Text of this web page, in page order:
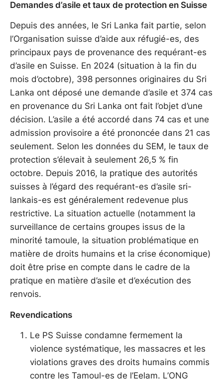
Demandes d’asile et taux de protection en Suisse
Depuis des années, le Sri Lanka fait partie, selon
l’Organisation suisse d’aide aux réfugié-es, des
principaux pays de provenance des requérant-es
d’asile en Suisse. En 2024 (situation à la fin du
mois d’octobre), 398 personnes originaires du Sri
Lanka ont déposé une demande d’asile et 374 cas
en provenance du Sri Lanka ont fait l’objet d’une
décision. L’asile a été accordé dans 74 cas et une
admission provisoire a été prononcée dans 21 cas
seulement. Selon les données du SEM, le taux de
protection s’élevait à seulement 26,5 % fin
octobre. Depuis 2016, la pratique des autorités
suisses à l’égard des requérant-es d’asile sri-
lankais-es est généralement redevenue plus
restrictive. La situation actuelle (notamment la
surveillance de certains groupes issus de la
minorité tamoule, la situation problématique en
matière de droits humains et la crise économique)
doit être prise en compte dans le cadre de la
pratique en matière d’asile et d’exécution des
renvois.
Revendications
Le PS Suisse condamne fermement la
violence systématique, les massacres et les
violations graves des droits humains commis
contre les Tamoul-es de l’Eelam. L’ONG